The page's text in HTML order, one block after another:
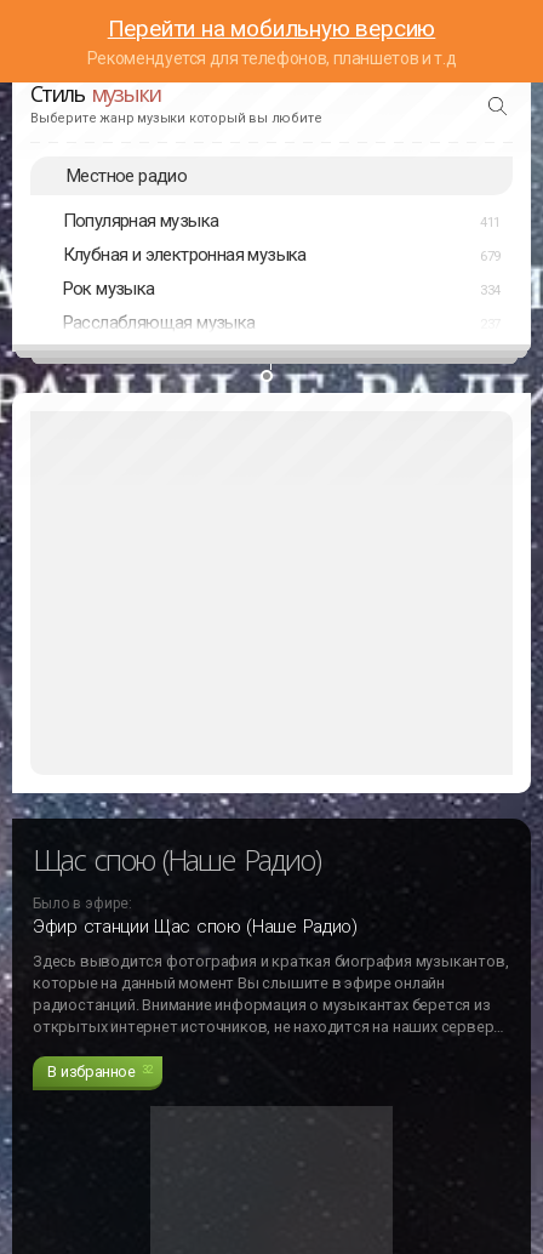
Перейти на мобильную версию
Рекомендуется для телефонов, планшетов и т.д
Стиль музыки
Выберите жанр музыки который вы любите
Местное радио
Популярная музыка 411
Клубная и электронная музыка 679
Рок музыка 334
Расслабляющая музыка
Щас спою (Наше Радио)
Было в эфире:
Эфир станции Щас спою (Наше Радио)
Здесь выводится фотография и краткая биография музыкантов,
которые на данный момент Вы слышите в эфире онлайн
радиостанций. Внимание информация о музыкантах берется из
открытых интернет источников, не находится на наших серверах
В избранное 32